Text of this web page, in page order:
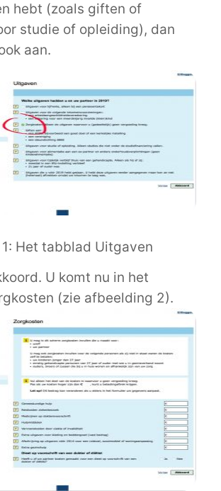
hebt (zoals giften of
studie of opleiding), dan
aan.
Het tabblad Uitgaven
U komt nu in het
(zie afbeelding 2).